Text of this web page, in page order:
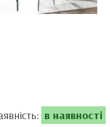
в наявності